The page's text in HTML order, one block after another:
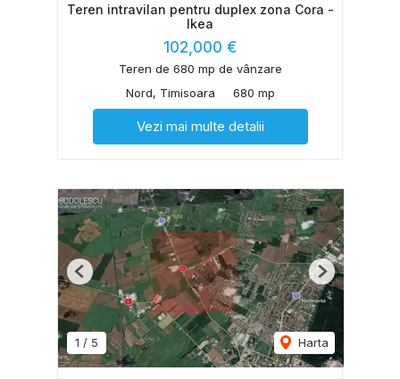
Teren intravilan pentru duplex zona Cora -
Ikea
102,000 €
Teren de 680 mp de vânzare
Nord, Timisoara
680 mp
Vezi mai multe detalii
1 / 5 Harta
Previous Next